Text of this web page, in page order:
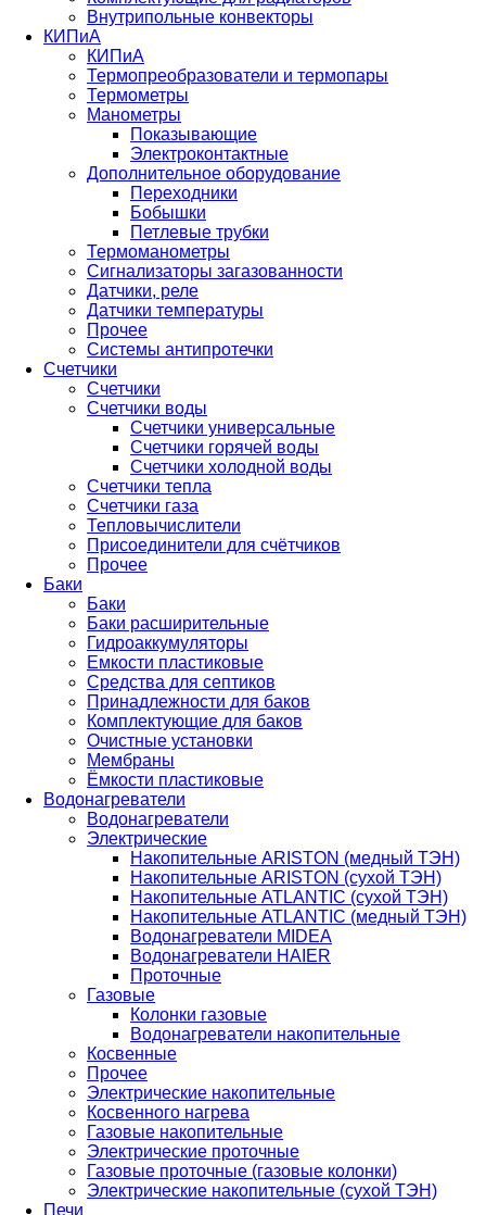
Внутрипольные конвекторы
КИПиА
КИПиА
Термопреобразователи и термопары
Термометры
Манометры
Показывающие
Электроконтактные
Дополнительное оборудование
Переходники
Бобышки
Петлевые трубки
Термоманометры
Сигнализаторы загазованности
Датчики, реле
Датчики температуры
Прочее
Системы антипротечки
Счетчики
Счетчики
Счетчики воды
Счетчики универсальные
Счетчики горячей воды
Счетчики холодной воды
Счетчики тепла
Счетчики газа
Тепловычислители
Присоединители для счётчиков
Прочее
Баки
Баки
Баки расширительные
Гидроаккумуляторы
Емкости пластиковые
Средства для септиков
Принадлежности для баков
Комплектующие для баков
Очистные установки
Мембраны
Ёмкости пластиковые
Водонагреватели
Водонагреватели
Электрические
Накопительные ARISTON (медный ТЭН)
Накопительные ARISTON (сухой ТЭН)
Накопительные ATLANTIC (сухой ТЭН)
Накопительные ATLANTIC (медный ТЭН)
Водонагреватели MIDEA
Водонагреватели HAIER
Проточные
Газовые
Колонки газовые
Водонагреватели накопительные
Косвенные
Прочее
Электрические накопительные
Косвенного нагрева
Газовые накопительные
Электрические проточные
Газовые проточные (газовые колонки)
Электрические накопительные (сухой ТЭН)
Печи